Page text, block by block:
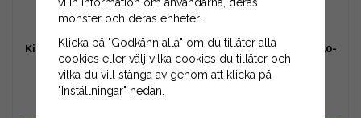
Kil (rak) 56 mm 9600-0150-
03
Kil (rak) 63 mm 9600-0150-
00
mönster och deras enheter.
Klicka på "Godkänn alla" om du tillåter alla
cookies eller välj vilka cookies du tillåter och
vilka du vill stänga av genom att klicka på
"Inställningar" nedan.